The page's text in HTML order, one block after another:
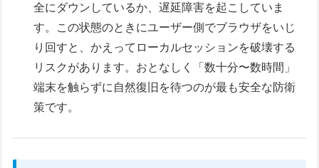
全にダウンしているか、遅延障害を起こしていま
す。この状態のときにユーザー側でブラウザをいじ
り回すと、かえってローカルセッションを破壊する
リスクがあります。おとなしく「数十分〜数時間」
端末を触らずに自然復旧を待つのが最も安全な防衛
策です。